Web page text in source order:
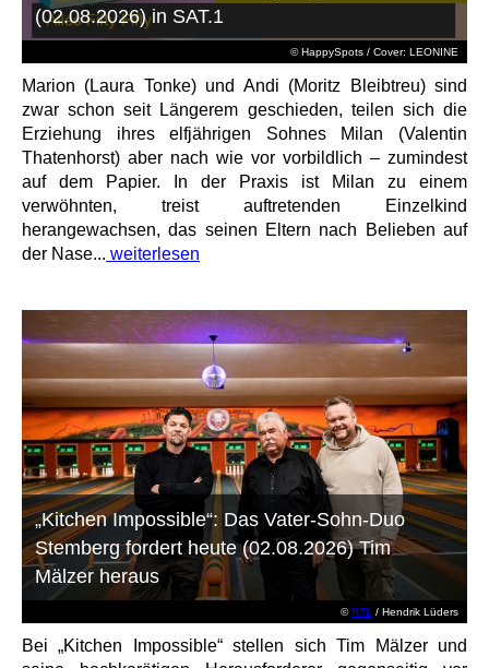
© HappySpots / Cover: LEONINE
(02.08.2026) in SAT.1
Marion (Laura Tonke) und Andi (Moritz Bleibtreu) sind
zwar schon seit Längerem geschieden, teilen sich die
Erziehung ihres elfjährigen Sohnes Milan (Valentin
Thatenhorst) aber nach wie vor vorbildlich – zumindest
auf dem Papier. In der Praxis ist Milan zu einem
verwöhnten, treist auftretenden Einzelkind
herangewachsen, das seinen Eltern nach Belieben auf
der Nase... weiterlesen
©RTL / Hendrik Lüders
„Kitchen Impossible“: Das Vater-Sohn-Duo
Stemberg fordert heute (02.08.2026) Tim
Mälzer heraus
Bei „Kitchen Impossible“ stellen sich Tim Mälzer und